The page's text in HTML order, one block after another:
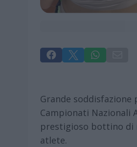
  
Grande soddisfazione
Campionati Nazionali
prestigioso bottino di
atlete.